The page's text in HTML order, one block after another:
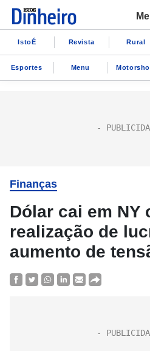
IstoÉ Revista Rural
Esportes Menu
Finanças
Dólar cai em NY
realização de
aumento de